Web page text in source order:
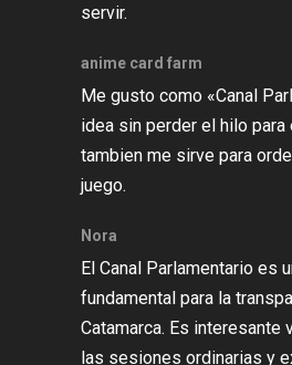
servir.
anime card farm
Me gusto como «Canal
idea sin perder el hilo para
tambien me sirve para
juego.
Nora
El Canal Parlamentario es
fundamental para la
Catamarca. Es interesante
las sesiones ordinarias y